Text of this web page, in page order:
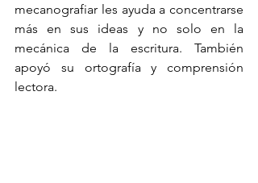
mecanografiar les ayuda a concentrarse
más en sus ideas y no solo en la
mecánica de la escritura. También
apoyó su ortografía y comprensión
lectora.